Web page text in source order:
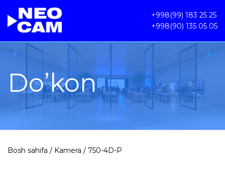
+998(99) 183 25 25
+998(90) 135 05 05
Do’kon
Bosh sahifa / Kamera / 750-4D-P